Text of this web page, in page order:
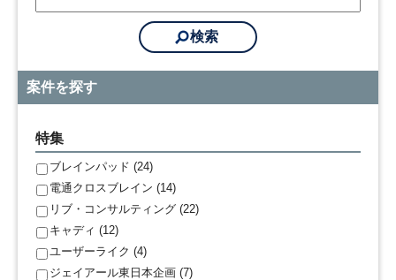
案件を探す
特集
ブレインパッド (24)
電通クロスブレイン (14)
リブ・コンサルティング (22)
キャディ (12)
ユーザーライク (4)
ジェイアール東日本企画 (7)